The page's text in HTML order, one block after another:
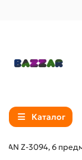
Каталог
Z-3094, 6